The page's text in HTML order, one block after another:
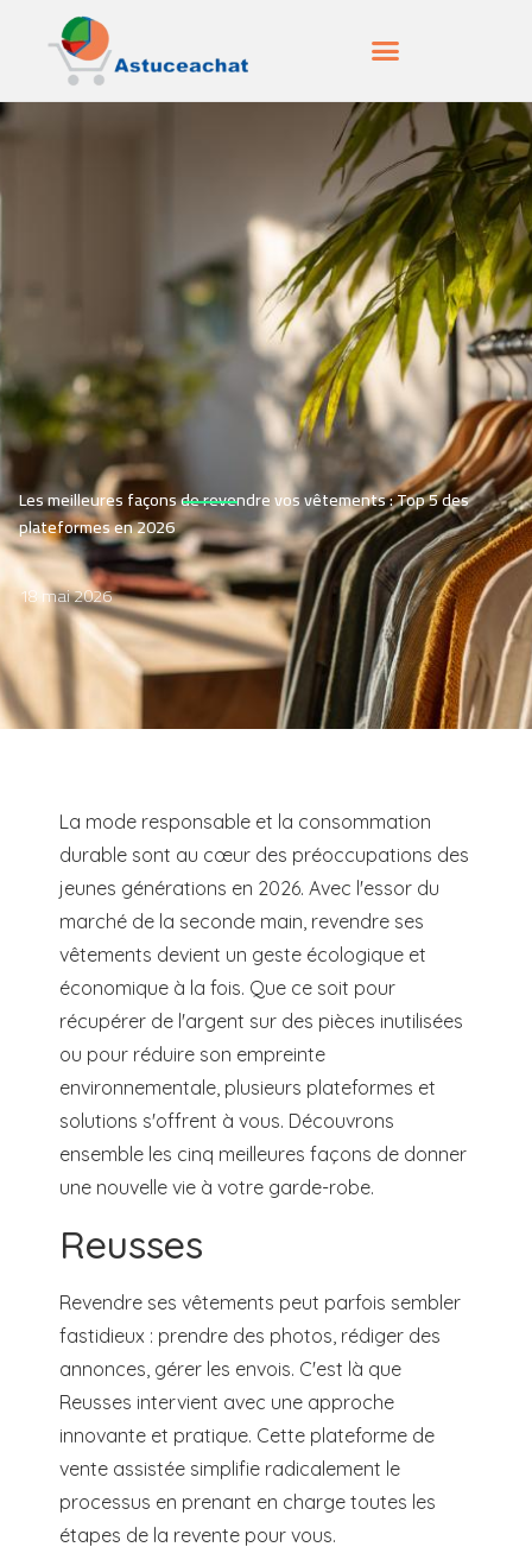
Les meilleures façons de revendre vos vêtements : Top 5 des
plateformes en 2026
18 mai 2026
La mode responsable et la consommation
durable sont au cœur des préoccupations des
jeunes générations en 2026. Avec l'essor du
marché de la seconde main, revendre ses
vêtements devient un geste écologique et
économique à la fois. Que ce soit pour
récupérer de l'argent sur des pièces inutilisées
ou pour réduire son empreinte
environnementale, plusieurs plateformes et
solutions s'offrent à vous. Découvrons
ensemble les cinq meilleures façons de donner
une nouvelle vie à votre garde-robe.
Reusses
Revendre ses vêtements peut parfois sembler
fastidieux : prendre des photos, rédiger des
annonces, gérer les envois. C'est là que
Reusses intervient avec une approche
innovante et pratique. Cette plateforme de
vente assistée simplifie radicalement le
processus en prenant en charge toutes les
étapes de la revente pour vous.